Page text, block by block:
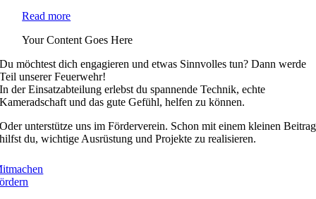
Read more
Your Content Goes Here
Du möchtest dich engagieren und etwas Sinnvolles tun? Dann werde
Teil unserer Feuerwehr!
In der Einsatzabteilung erlebst du spannende Technik, echte
Kameradschaft und das gute Gefühl, helfen zu können.
Oder unterstütze uns im Förderverein. Schon mit einem kleinen Beitrag
hilfst du, wichtige Ausrüstung und Projekte zu realisieren.